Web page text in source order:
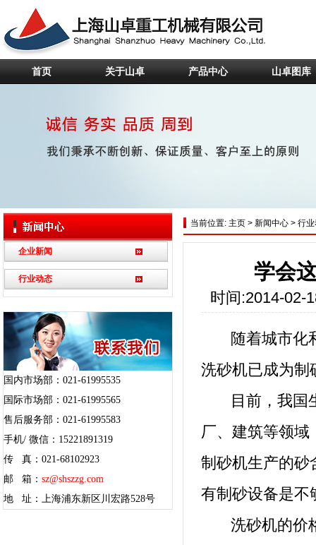
首页 关于山卓 产品中心 山卓图库
企业新闻
行业动态
国内市场部：021-61995535
国际市场部：021-61995565
售后服务部：021-61995583
手机/ 微信：15221891319
传 真：021-68102923
邮 箱： sz@shszzg.com
地 址：上海浦东新区川宏路528号
当前位置: 主页 > 新闻中心 > 行
学会
时间:2014-02-
随着城市化
洗砂机已成为制
目前，我国生
厂、建筑等领域
制砂机生产的砂
有制砂设备是不
洗砂机的价格